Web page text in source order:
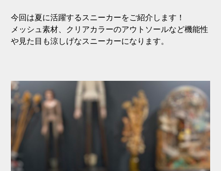
今回は夏に活躍するスニーカーをご紹介します！
メッシュ素材、クリアカラーのアウトソールなど機能性
や見た目も涼しげなスニーカーになります。